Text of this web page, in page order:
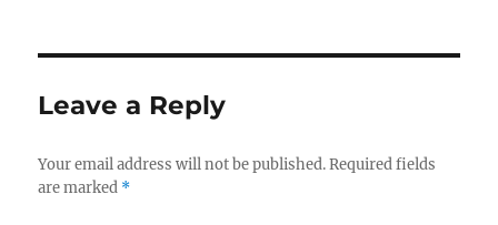
Leave a Reply
Your email address will not be published. Required fields
are marked *